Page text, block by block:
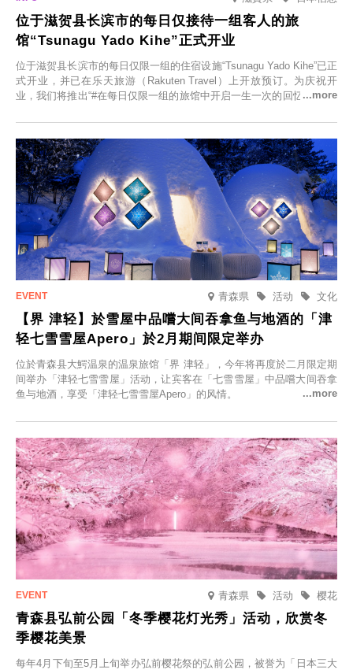
位于滋贺县长滨市的每日仅接待一组客人的旅
馆“Tsunagu Yado Kihe”正式开业
位于滋贺县长滨市的每日仅限一组的住宿设施“Tsunagu Yado Kihe”已正
式开业，并已在乐天旅游（Rakuten Travel）上开放预订。为庆祝开
业，我们将推出“#在每日仅限一组的旅馆中开启一生一次的回忆之旅”活
在此与重要之人共度一段难忘的特别时光。
青森県 文化
活动
【界 津轻】於雪屋中品嚐大间吞拿鱼与地酒的「津
轻七雪雪屋Apero」於2月期间限定举办
位於青森县大鰐温泉的温泉旅馆「界 津轻」，今年将再度於二月限定期
间举办「津轻七雪雪屋」活动，让宾客在「七雪雪屋」中品嚐大间吞拿
鱼与地酒，享受「津轻七雪雪屋Apero」的风情。
青森県 樱花
活动
青森县弘前公园「冬季樱花灯光秀」活动，欣赏冬
季樱花美景
每年4月下旬至5月上旬举办弘前樱花祭的弘前公园，被誉为「日本三大